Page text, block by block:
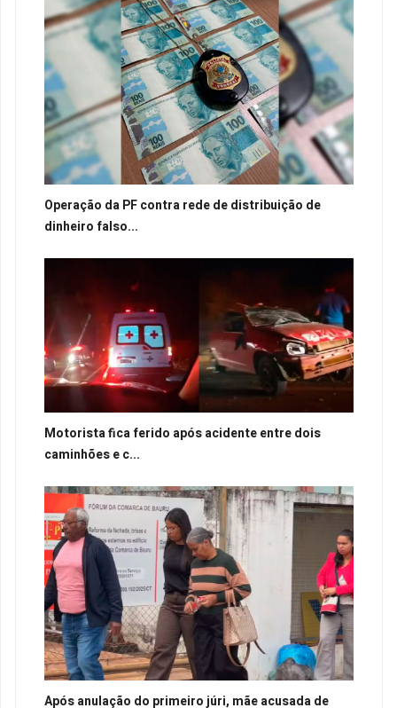
Operação da PF contra rede de distribuição de
dinheiro falso...
Motorista fica ferido após acidente entre dois
caminhões e c...
Após anulação do primeiro júri, mãe acusada de